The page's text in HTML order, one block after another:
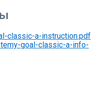
classic-a-instruction.pdf
goal-classic-a-info-